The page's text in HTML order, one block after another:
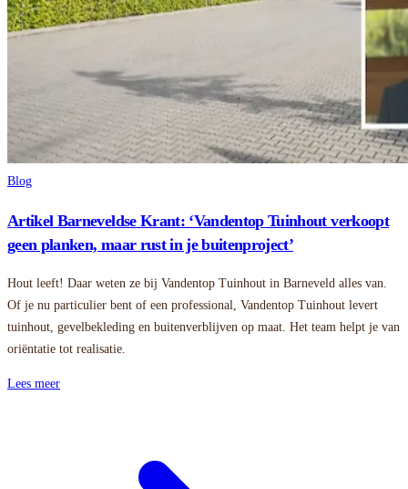
Blog
Artikel Barneveldse Krant: ‘Vandentop Tuinhout verkoopt
geen planken, maar rust in je buitenproject’
Hout leeft! Daar weten ze bij Vandentop Tuinhout in Barneveld alles van.
Of je nu particulier bent of een professional, Vandentop Tuinhout levert
tuinhout, gevelbekleding en buitenverblijven op maat. Het team helpt je van
oriëntatie tot realisatie.
Lees meer